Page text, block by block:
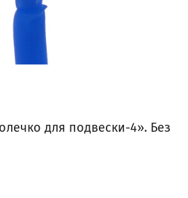
для подвески-4». Без